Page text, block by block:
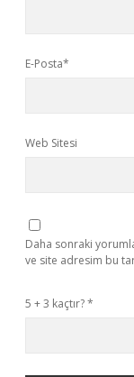
E-Posta*
Web Sitesi
Daha sonraki
ve site adresim bu
5 + 3 kaçtır?*